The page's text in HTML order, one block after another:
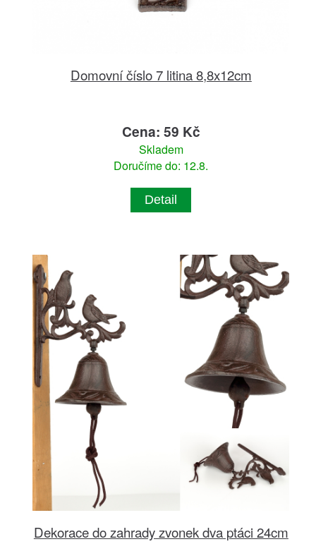
Domovní číslo 7 litina 8,8x12cm
Cena: 59 Kč
Skladem
Doručíme do: 12.8.
Detail
Dekorace do zahrady zvonek dva ptáci 24cm